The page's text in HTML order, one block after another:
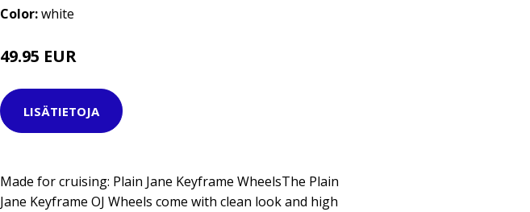
Color:white
49.95 EUR
LISÄTIETOJA
Made for cruising: Plain Jane Keyframe WheelsThe Plain
Jane Keyframe OJ Wheels come with clean look and high